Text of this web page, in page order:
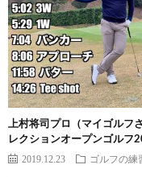
上村将司プロ（マイゴルフ
レクションオープンゴルフ
2019.12.23 ゴルフの練